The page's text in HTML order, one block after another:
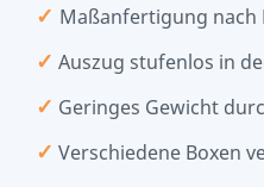
✓ Maßanfertigung nach
✓ Auszug stufenlos in
✓ Geringes Gewicht
✓ Verschiedene Boxen